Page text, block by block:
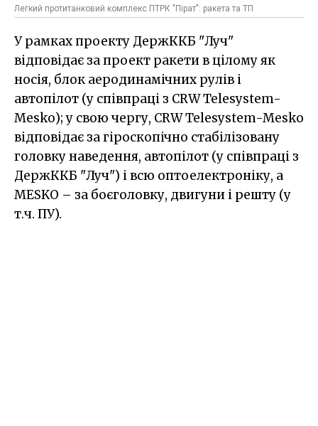
Легкий протитанковий комплекс ПТРК "Пірат": ракета та ТП
У рамках проекту ДержККБ "Луч"
відповідає за проект ракети в цілому як
носія, блок аеродинамічних рулів і
автопілот (у співпраці з CRW Telesystem-
Mesko); у свою чергу, CRW Telesystem-Mesko
відповідає за гіроскопічно стабілізовану
головку наведення, автопілот (у співпраці з
ДержККБ "Луч") і всю оптоелектроніку, а
MESKO – за боєголовку, двигуни і решту (у
т.ч. ПУ).